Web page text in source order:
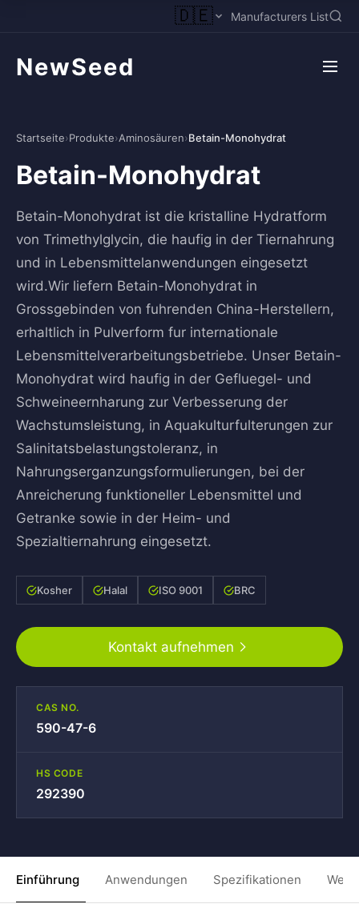
🇩🇪 Manufacturers List
NewSeed
Startseite›Produkte›Aminosäuren›Betain-Monohydrat
Betain-Monohydrat
Betain-Monohydrat ist die kristalline Hydratform
von Trimethylglycin, die haufig in der Tiernahrung
und in Lebensmittelanwendungen eingesetzt
wird.Wir liefern Betain-Monohydrat in
Grossgebinden von fuhrenden China-Herstellern,
erhaltlich in Pulverform fur internationale
Lebensmittelverarbeitungsbetriebe. Unser Betain-
Monohydrat wird haufig in der Gefluegel- und
Schweineernharung zur Verbesserung der
Wachstumsleistung, in Aquakulturfulterungen zur
Salinitatsbelastungstoleranz, in
Nahrungserganzungsformulierungen, bei der
Anreicherung funktioneller Lebensmittel und
Getranke sowie in der Heim- und
Spezialtiernahrung eingesetzt.
Kosher Halal ISO 9001 BRC
Kontakt aufnehmen
CAS NO.
590-47-6
HS CODE
292390
Einführung Anwendungen Spezifikationen